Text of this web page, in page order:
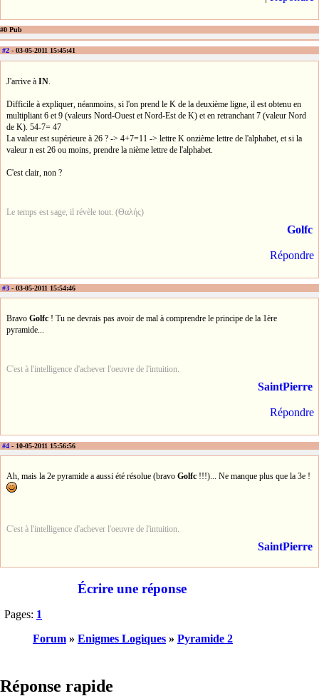
#0 Pub
#2 - 03-05-2011 15:45:41
J'arrive à IN
Difficile à expliquer, néanmoins, si l'on prend le K de la deuxième ligne, il est obtenu en
multipliant 6 et 9 (valeurs Nord-Ouest et Nord-Est de K) et en retranchant 7 (valeur Nord
de K). 54-7= 47
La valeur est supérieure à 26 ? -> 4+7=11 -> lettre K onzième lettre de l'alphabet, et si la
valeur n est 26 ou moins, prendre la nième lettre de l'alphabet.
C'est clair, non ?
Le temps est sage, il révèle tout. (Θαλής)
Golfc
Répondre
#3 - 03-05-2011 15:54:46
Bravo Golfc ! Tu ne devrais pas avoir de mal à comprendre le principe de la 1ère
pyramide...
C'est à l'intelligence d'achever l'oeuvre de l'intuition.
SaintPierre
Répondre
#4 - 10-05-2011 15:56:56
Ah, mais la 2e pyramide a aussi été résolue (bravo Golfc !!!)... Ne manque plus que la 3e !
C'est à l'intelligence d'achever l'oeuvre de l'intuition.
SaintPierre
Écrire une réponse
Pages: 1
Forum » Enigmes Logiques » Pyramide 2
Réponse rapide